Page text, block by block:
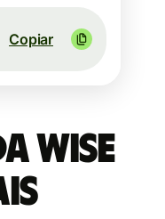
Copiar
Wise